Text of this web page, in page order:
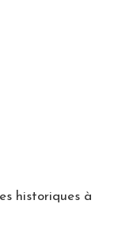
historiques à